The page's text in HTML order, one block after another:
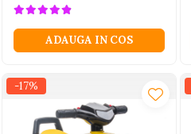
ADAUGA IN COS
-17%